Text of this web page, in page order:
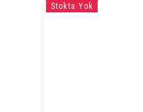
Stokta Yok